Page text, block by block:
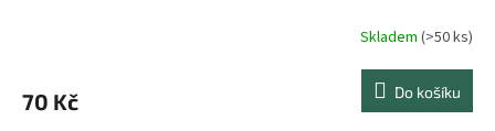
Skladem (>50 ks)
70 Kč Do košíku